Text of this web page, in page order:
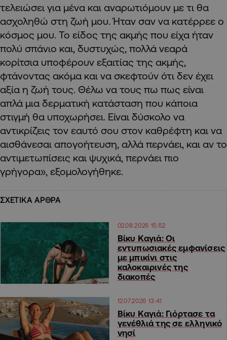
τελειώσει για μένα και αναρωτιόμουν με τι θα
ασχοληθώ στη ζωή μου. Ήταν σαν να κατέρρεε ο
κόσμος μου. Το είδος της ακμής που είχα ήταν
πολύ σπάνιο και, δυστυχώς, πολλά νεαρά
κορίτσια υποφέρουν εξαιτίας της ακμής,
φτάνοντας ακόμα και να σκεφτούν ότι δεν έχει
αξία η ζωή τους. Θέλω να τους πω πως είναι
απλά μια δερματική κατάσταση που κάποια
στιγμή θα υποχωρήσει. Είναι δύσκολο να
αντικρίζεις τον εαυτό σου στον καθρέφτη και να
αισθάνεσαι απογοήτευση, αλλά περνάει, και αν το
αντιμετωπίσεις και ψυχικά, περνάει πιο
γρήγορα», εξομολογήθηκε.
ΣΧΕΤΙΚΑ ΑΡΘΡΑ
02.08.2026 15:52
Βίκυ Καγιά: Οι
εντυπωσιακές εμφανίσεις
με μπικίνι στις
καλοκαιρινές της
διακοπές
12.07.2026 13:41
Βίκυ Καγιά: Γιόρτασε τα
γενέθλιά της σε ελληνικό
νησί